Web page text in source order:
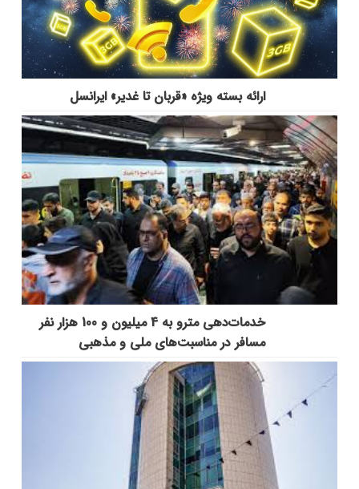
ارائه بسته ویژه «قربان تا غدیر» ایرانسل
خدمات‌دهي مترو به 4 ميليون و 100 هزار نفر
مسافر در مناسبت‌هاي ملي و مذهبي